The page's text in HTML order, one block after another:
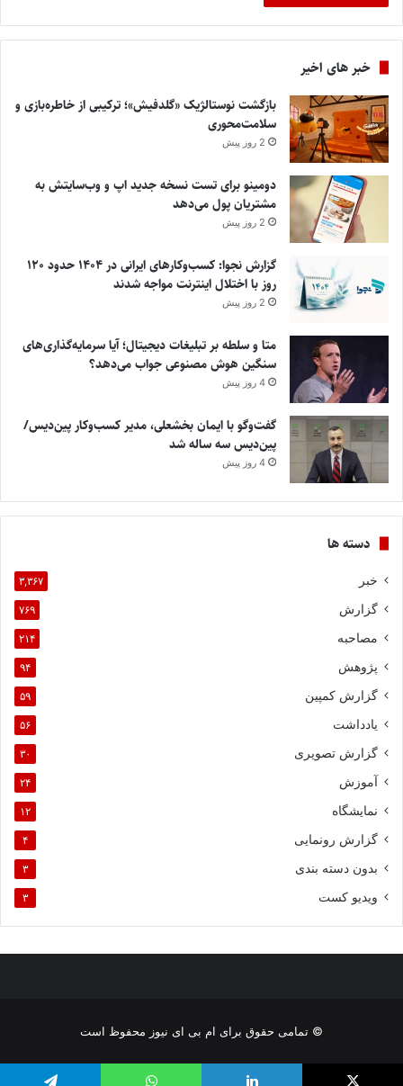
خبر های اخیر
بازگشت نوستالژیک «گلدفیش»؛ ترکیبی از خاطره‌بازی و
سلامت‌محوری
2 روز پیش
دومینو برای تست نسخه جدید اپ و وب‌سایتش به
مشتریان پول می‌دهد
2 روز پیش
گزارش نجوا: کسب‌وکارهای ایرانی در ۱۴۰۴ حدود ۱۲۰
روز با اختلال اینترنت مواجه شدند
2 روز پیش
متا و سلطه بر تبلیغات دیجیتال؛ آیا سرمایه‌گذاری‌های
سنگین هوش مصنوعی جواب می‌دهد؟
4 روز پیش
گفت‌وگو با ایمان بخشعلی، مدیر کسب‌وکار پین‌دیس/
پین‌دیس سه ساله شد
4 روز پیش
دسته ها
خبر ۳,۳۶۷
گزارش ۷۶۹
مصاحبه ۲۱۴
پژوهش ۹۴
گزارش کمپین ۵۹
یادداشت ۵۶
گزارش تصویری ۳۰
آموزش ۲۴
نمایشگاه ۱۲
گزارش رونمایی ۴
بدون دسته بندی ۳
ویدیو کست ۳
© تمامی حقوق برای ام بی ای نیوز محفوظ است